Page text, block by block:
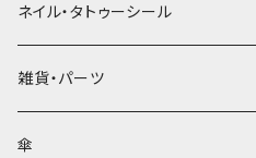
ネイル・タトゥーシール
雑貨・パーツ
傘